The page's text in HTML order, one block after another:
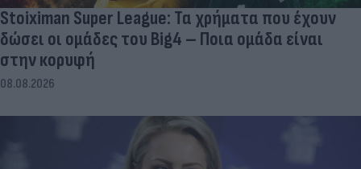
Stoiximan Super League: Τα χρήματα που έχουν
δώσει οι ομάδες του Big4 – Ποια ομάδα είναι
στην κορυφή
08.08.2026